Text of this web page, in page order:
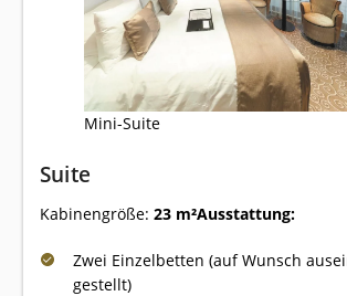
Mini-Suite
Suite
Kabinengröße: 23 m²Ausstattung:
Zwei Einzelbetten (auf Wunsch
gestellt)